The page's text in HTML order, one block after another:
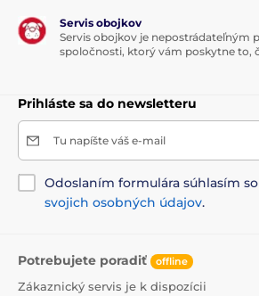
Servis obojkov
Servis obojkov je nepostrádateľným
spoločnosti, ktorý vám poskytne to,
Prihláste sa do newsletteru
Tu napíšte váš e-mail
Odoslaním formulára súhlasím so
svojich osobných údajov.
Potrebujete poradiť offline
Zákaznický servis je k dispozícii